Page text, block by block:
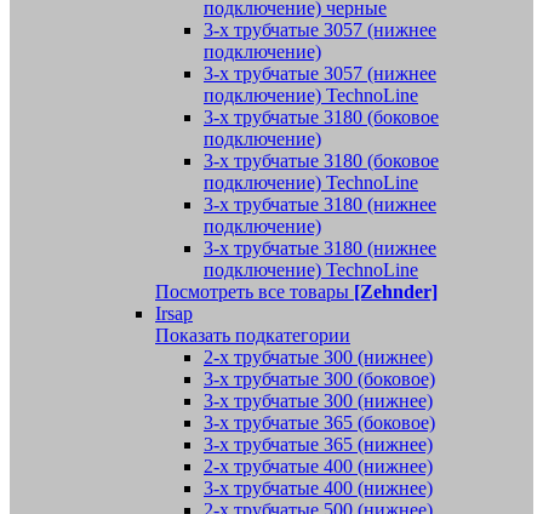
подключение) черные
3-х трубчатые 3057 (нижнее
подключение)
3-х трубчатые 3057 (нижнее
подключение) TechnoLine
3-х трубчатые 3180 (боковое
подключение)
3-х трубчатые 3180 (боковое
подключение) TechnoLine
3-х трубчатые 3180 (нижнее
подключение)
3-х трубчатые 3180 (нижнее
подключение) TechnoLine
Посмотреть все товары [Zehnder]
Irsap
Показать подкатегории
2-х трубчатые 300 (нижнее)
3-х трубчатые 300 (боковое)
3-х трубчатые 300 (нижнее)
3-х трубчатые 365 (боковое)
3-х трубчатые 365 (нижнее)
2-х трубчатые 400 (нижнее)
3-х трубчатые 400 (нижнее)
2-х трубчатые 500 (нижнее)